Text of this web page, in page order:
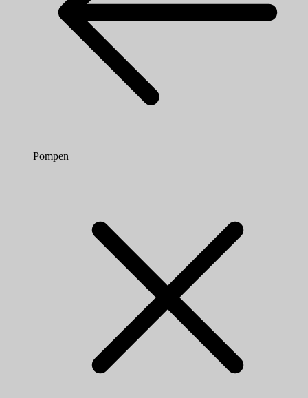
Pompen